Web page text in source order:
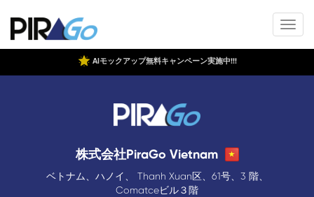
AIモックアップ無料キャンペーン実施中!!!
株式会社PiraGo Vietnam
ベトナム、ハノイ、 Thanh Xuan区、61号、3 階、
Comatceビル３階